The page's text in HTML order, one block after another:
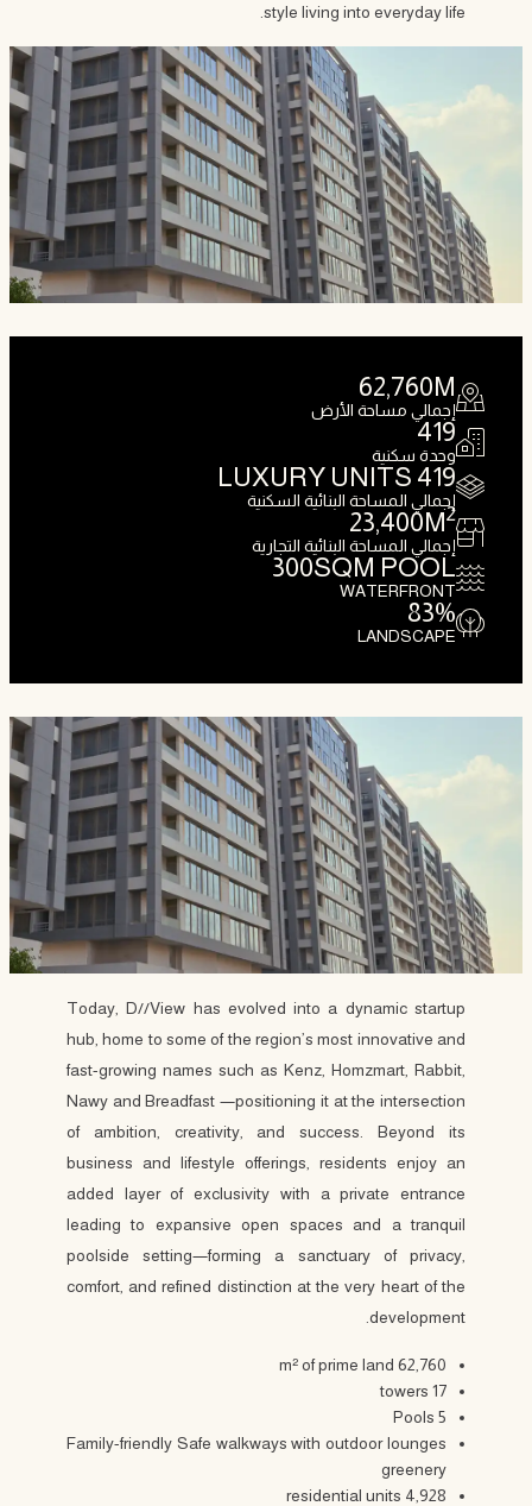
style living into everyday life.
62,760M
إجمالي مساحة الأرض
419
وحدة سكنية
419
إجمالي المساحة البنائية السكنية
23,400M2
إجمالي المساحة البنائية التجارية
300SQM POOL
WATERFRONT
83%
LANDSCAPE
Today, D//View has evolved into a dynamic startup
hub, home to some of the region’s most innovative and
fast-growing names such as Kenz, Homzmart, Rabbit,
Nawy and Breadfast —positioning it at the intersection
of ambition, creativity, and success. Beyond its
business and lifestyle offerings, residents enjoy an
added layer of exclusivity with a private entrance
leading to expansive open spaces and a tranquil
poolside setting—forming a sanctuary of privacy,
comfort, and refined distinction at the very heart of the
development.
62,760 m² of prime land
17 towers
5 Pools
Family-friendly Safe walkways with outdoor lounges
greenery
4,928 residential units